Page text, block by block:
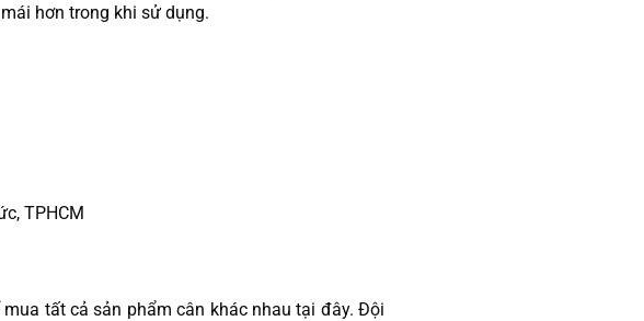
hơn trong khi sử dụng.
TPHCM
tất cả sản phẩm cân khác nhau tại đây. Đội